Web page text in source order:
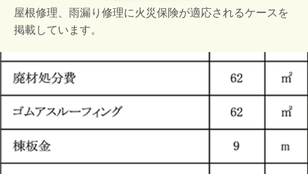
屋根修理、雨漏り修理に火災保険が適応されるケースを
掲載しています。